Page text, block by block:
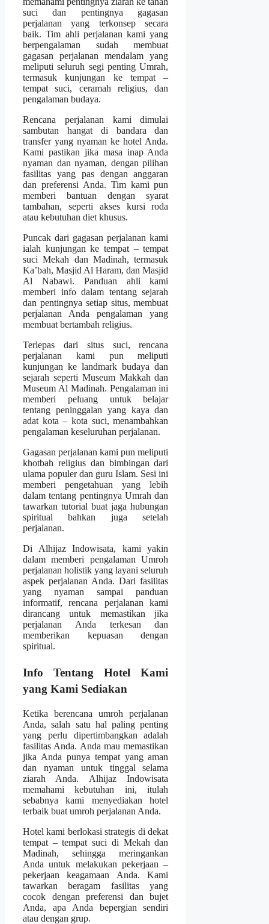
suci dan pentingnya gagasan
perjalanan yang terkonsep secara
baik. Tim ahli perjalanan kami yang
berpengalaman sudah membuat
gagasan perjalanan mendalam yang
meliputi seluruh segi penting Umrah,
termasuk kunjungan ke tempat –
tempat suci, ceramah religius, dan
pengalaman budaya.
Rencana perjalanan kami dimulai
sambutan hangat di bandara dan
transfer yang nyaman ke hotel Anda.
Kami pastikan jika masa inap Anda
nyaman dan nyaman, dengan pilihan
fasilitas yang pas dengan anggaran
dan preferensi Anda. Tim kami pun
memberi bantuan dengan syarat
tambahan, seperti akses kursi roda
atau kebutuhan diet khusus.
Puncak dari gagasan perjalanan kami
ialah kunjungan ke tempat – tempat
suci Mekah dan Madinah, termasuk
Ka’bah, Masjid Al Haram, dan Masjid
Al Nabawi. Panduan ahli kami
memberi info dalam tentang sejarah
dan pentingnya setiap situs, membuat
perjalanan Anda pengalaman yang
membuat bertambah religius.
Terlepas dari situs suci, rencana
perjalanan kami pun meliputi
kunjungan ke landmark budaya dan
sejarah seperti Museum Makkah dan
Museum Al Madinah. Pengalaman ini
memberi peluang untuk belajar
tentang peninggalan yang kaya dan
adat kota – kota suci, menambahkan
pengalaman keseluruhan perjalanan.
Gagasan perjalanan kami pun meliputi
khotbah religius dan bimbingan dari
ulama populer dan guru Islam. Sesi ini
memberi pengetahuan yang lebih
dalam tentang pentingnya Umrah dan
tawarkan tutorial buat jaga hubungan
spiritual bahkan juga setelah
perjalanan.
Di Alhijaz Indowisata, kami yakin
dalam memberi pengalaman Umroh
perjalanan holistik yang layani seluruh
aspek perjalanan Anda. Dari fasilitas
yang nyaman sampai panduan
informatif, rencana perjalanan kami
dirancang untuk memastikan jika
perjalanan Anda terkesan dan
memberikan kepuasan dengan
spiritual.
Info Tentang Hotel Kami
yang Kami Sediakan
Ketika berencana umroh perjalanan
Anda, salah satu hal paling penting
yang perlu dipertimbangkan adalah
fasilitas Anda. Anda mau memastikan
jika Anda punya tempat yang aman
dan nyaman untuk tinggal selama
ziarah Anda. Alhijaz Indowisata
memahami kebutuhan ini, itulah
sebabnya kami menyediakan hotel
terbaik buat umroh perjalanan Anda.
Hotel kami berlokasi strategis di dekat
tempat – tempat suci di Mekah dan
Madinah, sehingga meringankan
Anda untuk melakukan pekerjaan –
pekerjaan keagamaan Anda. Kami
tawarkan beragam fasilitas yang
cocok dengan preferensi dan bujet
Anda, apa Anda bepergian sendiri
atau dengan grup.